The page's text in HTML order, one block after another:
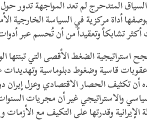
المتدحرج لم تعد المواجهة تدور
أداة مركزية في السياسة الخارجية
أكثر تشابكاً وتعقيداً من أن تُحسم عبر
استراتيجية الضغط الأقصى التي
قاسية وضغوط دبلوماسية
أن تكثيف الحصار الاقتصادي وعزل إيران
والاستراتيجي غير أن مجريات
الإيرانية وقدرتها على التكيف مع